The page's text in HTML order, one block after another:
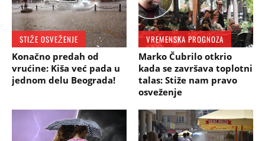
STIŽE OSVEŽENJE
Konačno predah od
vrućine: Kiša već pada u
jednom delu Beograda!
VREMENSKA PROGNOZA
Marko Čubrilo otkrio
kada se završava toplotni
talas: Stiže nam pravo
osveženje